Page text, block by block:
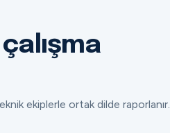
ekiplerle ortak dilde raporlanır.